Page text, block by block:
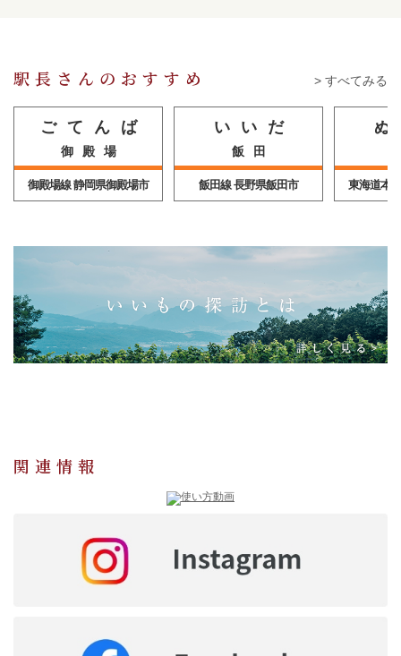
2026/04/07
京都伏見 増田德兵衞商店「月の桂 にごり飲み比べセット」を追
加しました。
2025/10/17
「京西陣菓匠宗禅 極朱珍（8箱詰合せ）」の販売を開始しまし
「ロンドン焼 ロングライフタイプ」の販売を開始しました。
駅長さんのおすすめ > すべてみる
ごてんば
御殿場
御殿場線 静岡県御殿場市
いいだ
飯田
飯田線 長野県飯田市 東海道本
関連情報